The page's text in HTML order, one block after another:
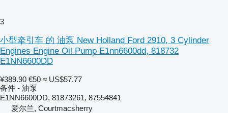
3
小型牵引车 的 油泵 New Holland Ford 2910, 3 Cylinder
Engines Engine Oil Pump E1nn6600dd, 818732
E1NN6600DD
¥389.90 €50 ≈ US$57.77
备件 - 油泵
E1NN6600DD, 81873261, 87554841
爱尔兰, Courtmacsherry